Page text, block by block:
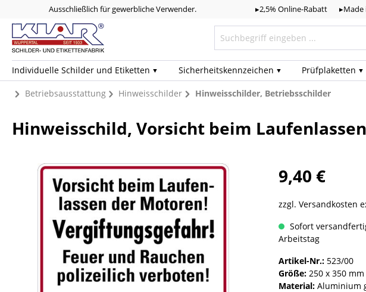
Ausschließlich für gewerbliche Verwender. ▸2,5% Online-Rabatt ▸Made
Individuelle Schilder und Etiketten Sicherheits­kennzeichen Prüf­plaketten
Betriebsausstattung Hinweisschilder Hinweisschilder, Betriebsschilder
Hinweisschild, Vorsicht beim
9,40 €
zzgl. Versandkosten
Sofort
Arbeitstag
Artikel-Nr.: 523/00
Größe: 250 x 350 mm
Material: Aluminium